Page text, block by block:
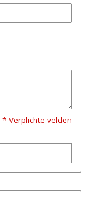
* Verplichte velden